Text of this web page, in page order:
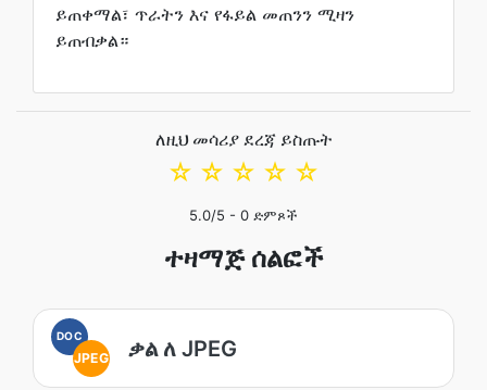
ይጠቀማል፣ ጥራትን እና የፋይል መጠንን ሚዛን
ይጠብቃል።
ለዚህ መሳሪያ ደረጃ ይስጡት
☆
☆
☆
☆
☆
5.0/5 - 0 ድምጾች
ተዛማጅ ሰልፎች
DOC
JPEG ቃል ለ JPEG